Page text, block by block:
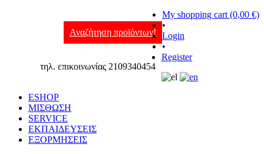
Αναζήτηση προϊόντων!
τηλ. επικοινωνίας 2109340454
My shopping cart (0,00 €)
•
Login
•
Register
ESHOP
ΜΙΣΘΩΣΗ
SERVICE
ΕΚΠΑΙΔΕΥΣΕΙΣ
ΕΞΟΡΜΗΣΕΙΣ